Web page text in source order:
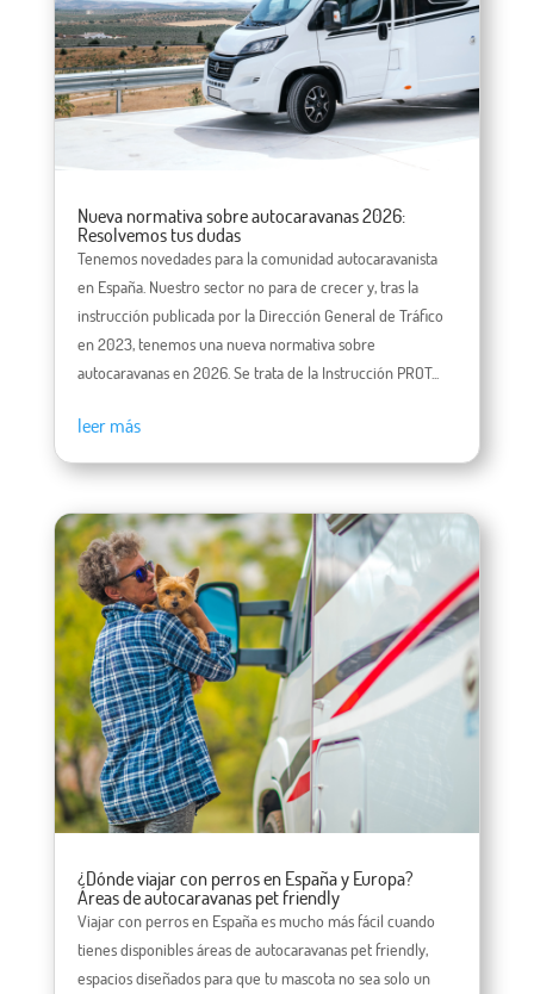
Nueva normativa sobre autocaravanas 2026:
Resolvemos tus dudas
Tenemos novedades para la comunidad autocaravanista
en España. Nuestro sector no para de crecer y, tras la
instrucción publicada por la Dirección General de Tráfico
en 2023, tenemos una nueva normativa sobre
autocaravanas en 2026. Se trata de la Instrucción PROT...
leer más
¿Dónde viajar con perros en España y Europa?
Áreas de autocaravanas pet friendly
Viajar con perros en España es mucho más fácil cuando
tienes disponibles áreas de autocaravanas pet friendly,
espacios diseñados para que tu mascota no sea solo un